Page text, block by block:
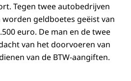
Tegen twee autobedrijven
geldboetes geëist van
euro. De man en de twee
van het doorvoeren van
van de BTW-aangiften.